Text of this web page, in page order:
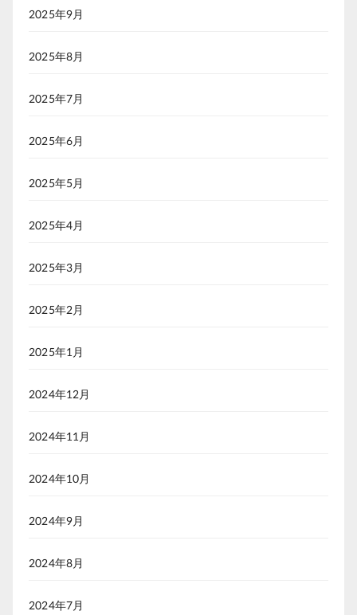
2025年9月
2025年8月
2025年7月
2025年6月
2025年5月
2025年4月
2025年3月
2025年2月
2025年1月
2024年12月
2024年11月
2024年10月
2024年9月
2024年8月
2024年7月